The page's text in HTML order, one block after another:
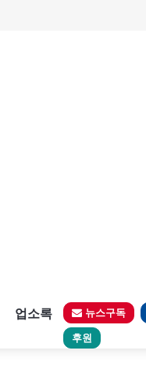
업소록 뉴스구독
후원